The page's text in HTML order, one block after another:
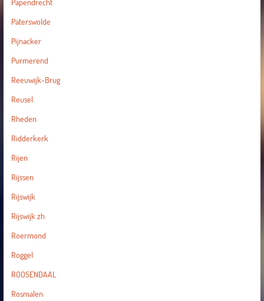
Papendrecht
Paterswolde
Pijnacker
Purmerend
Reeuwijk-Brug
Reusel
Rheden
Ridderkerk
Rijen
Rijssen
Rijswijk
Rijswijk zh
Roermond
Roggel
ROOSENDAAL
Rosmalen